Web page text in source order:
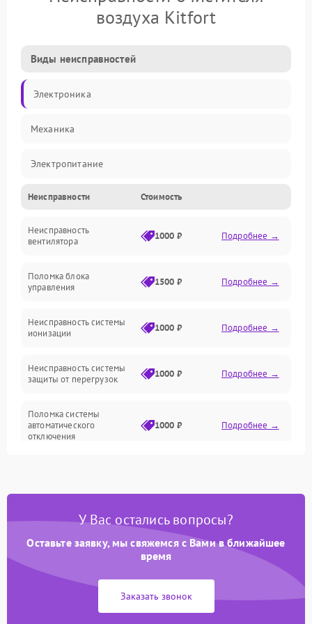
воздуха Kitfort
Виды неисправностей
Электроника
Механика
Электропитание
Фильтры
Механические повреждения
Сеть
Неисправности Стоимость
Неисправность
вентилятора
1000 ₽ Подробнее →
Поломка блока
управления
1500 ₽ Подробнее →
Неисправность системы
ионизации
1000 ₽ Подробнее →
Неисправность системы
защиты от перегрузок
1000 ₽ Подробнее →
Поломка системы
автоматического
отключения
1000 ₽ Подробнее →
замыкания
Повреждение системы
защиты от перегрева
1000 ₽
Неисправность системы
У Вас остались вопросы?
Оставьте заявку, мы свяжемся с Вами в ближайшее
время
Заказать звонок